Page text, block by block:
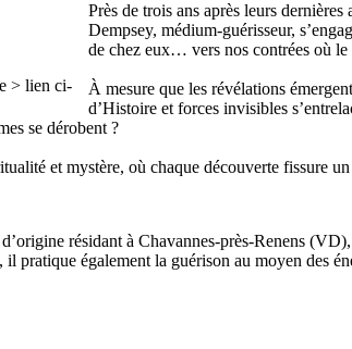
> lien ci-
Près de trois ans après leurs
Dempsey, médium-guérisseur,
de chez eux… vers nos contrées où le
À mesure que les révélations
d’Histoire et forces invisibles
se dérobent ?
et mystère, où chaque découverte fissure
résidant à Chavannes-près-Renens
pratique également la guérison au moyen des